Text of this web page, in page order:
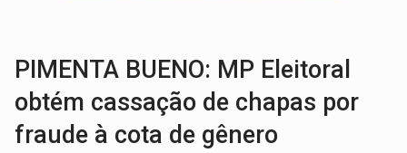
PIMENTA BUENO: MP Eleitoral
obtém cassação de chapas por
fraude à cota de gênero